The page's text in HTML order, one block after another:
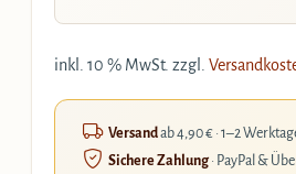
inkl. 10 % MwSt. zzgl.
Versandab 4,90 € · 1–2
Sichere Zahlung· PayPal &